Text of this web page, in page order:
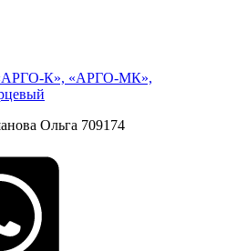
Ольга 709174